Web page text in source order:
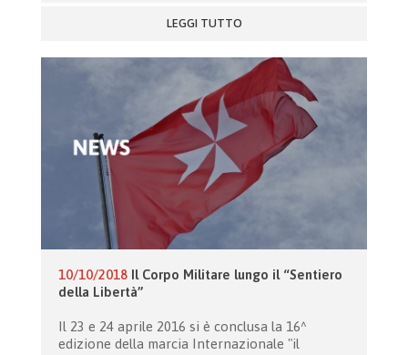
LEGGI TUTTO
10/10/2018 Il Corpo Militare lungo il “Sentiero
della Libertà”
Il 23 e 24 aprile 2016 si è conclusa la 16^
edizione della marcia Internazionale "il